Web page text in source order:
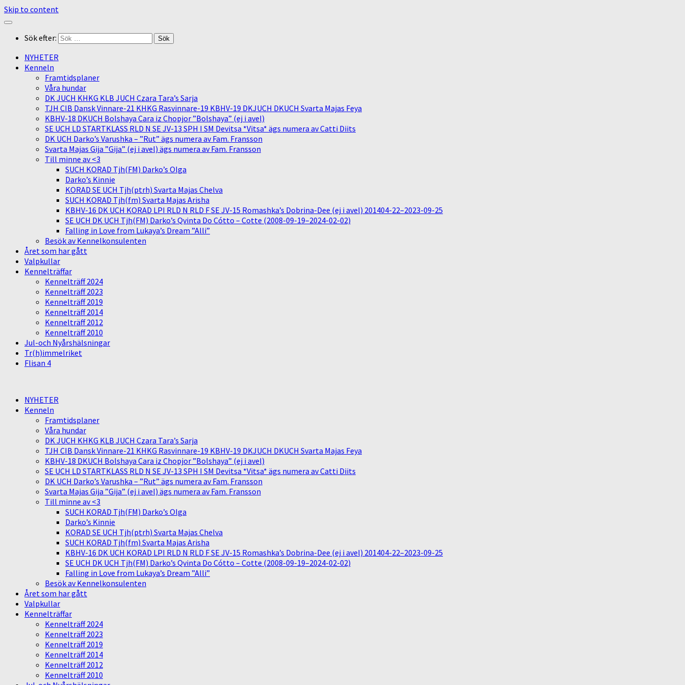
Skip to content
Sök efter:
NYHETER
Kenneln
Framtidsplaner
Våra hundar
DK JUCH KHKG KLB JUCH Czara Tara’s Sarja
TJH CIB Dansk Vinnare-21 KHKG Rasvinnare-19 KBHV-19 DKJUCH DKUCH Svarta Majas Feya
KBHV-18 DKUCH Bolshaya Cara iz Chopjor ”Bolshaya” (ej i avel)
SE UCH LD STARTKLASS RLD N SE JV-13 SPH I SM Devitsa *Vitsa* ägs numera av Catti Diits
DK UCH Darko’s Varushka – ”Rut” ägs numera av Fam. Fransson
Svarta Majas Gija ”Gija” (ej i avel) ägs numera av Fam. Fransson
Till minne av <3
SUCH KORAD Tjh(FM) Darko’s Olga
Darko’s Kinnie
KORAD SE UCH Tjh(ptrh) Svarta Majas Chelva
SUCH KORAD Tjh(fm) Svarta Majas Arisha
KBHV-16 DK UCH KORAD LPI RLD N RLD F SE JV-15 Romashka’s Dobrina-Dee (ej i avel) 201404-22–2023-09-25
SE UCH DK UCH Tjh(FM) Darko’s Qvinta Do Cótto – Cotte (2008-09-19–2024-02-02)
Falling in Love from Lukaya’s Dream ”Alli”
Besök av Kennelkonsulenten
Året som har gått
Valpkullar
Kennelträffar
Kennelträff 2024
Kennelträff 2023
Kennelträff 2019
Kennelträff 2014
Kennelträff 2012
Kennelträff 2010
Jul-och Nyårshälsningar
Tr(h)immelriket
Flisan 4
NYHETER
Kenneln
Framtidsplaner
Våra hundar
DK JUCH KHKG KLB JUCH Czara Tara’s Sarja
TJH CIB Dansk Vinnare-21 KHKG Rasvinnare-19 KBHV-19 DKJUCH DKUCH Svarta Majas Feya
KBHV-18 DKUCH Bolshaya Cara iz Chopjor ”Bolshaya” (ej i avel)
SE UCH LD STARTKLASS RLD N SE JV-13 SPH I SM Devitsa *Vitsa* ägs numera av Catti Diits
DK UCH Darko’s Varushka – ”Rut” ägs numera av Fam. Fransson
Svarta Majas Gija ”Gija” (ej i avel) ägs numera av Fam. Fransson
Till minne av <3
SUCH KORAD Tjh(FM) Darko’s Olga
Darko’s Kinnie
KORAD SE UCH Tjh(ptrh) Svarta Majas Chelva
SUCH KORAD Tjh(fm) Svarta Majas Arisha
KBHV-16 DK UCH KORAD LPI RLD N RLD F SE JV-15 Romashka’s Dobrina-Dee (ej i avel) 201404-22–2023-09-25
SE UCH DK UCH Tjh(FM) Darko’s Qvinta Do Cótto – Cotte (2008-09-19–2024-02-02)
Falling in Love from Lukaya’s Dream ”Alli”
Besök av Kennelkonsulenten
Året som har gått
Valpkullar
Kennelträffar
Kennelträff 2024
Kennelträff 2023
Kennelträff 2019
Kennelträff 2014
Kennelträff 2012
Kennelträff 2010